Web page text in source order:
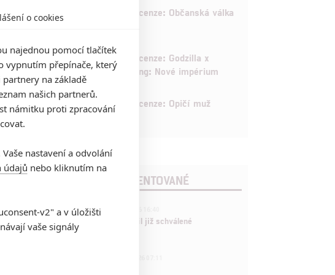
Recenze: Občanská válka
6
Recenze: Godzilla x
Kong: Nové impérium
8 Recenze: Opičí muž
POSLEDNÍ KOMENTOVANÉ
3 ČLÁNEK | 01.08.2026 16:40
Marvel nečekaně zrušil již schválené
pokračování
o cookies
najednou pomocí tlačítek
vypnutím přepínače, který
na základě
našich partnerů.
námitku proti zpracování
nastavení a odvolání
údajů nebo kliknutím na
v2" a v úložišti
vaše signály